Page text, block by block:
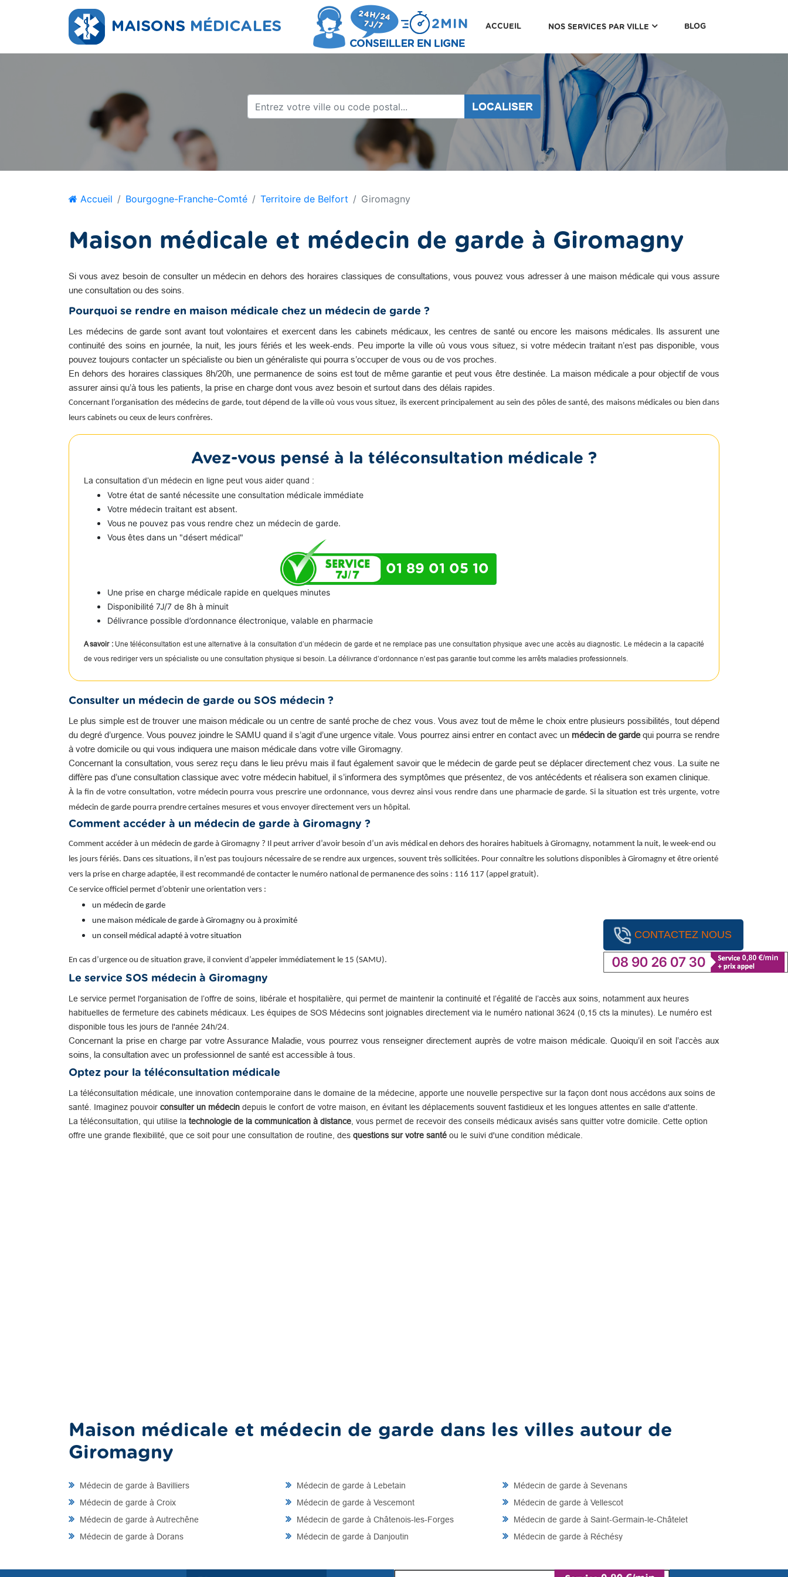
CONTACTEZ NOUS
ACCUEIL NOS SERVICES PAR VILLE (CURRENT)
BLOG
LOCALISER
Accueil Bourgogne-Franche-Comté Territoire de Belfort Giromagny
Maison médicale et médecin de garde à Giromagny
Si vous avez besoin de consulter un médecin en dehors des horaires classiques de consultations, vous pouvez vous adresser à une maison médicale qui vous assure
une consultation ou des soins.
Pourquoi se rendre en maison médicale chez un médecin de garde ?
Les médecins de garde sont avant tout volontaires et exercent dans les cabinets médicaux, les centres de santé ou encore les maisons médicales. Ils assurent une
continuité des soins en journée, la nuit, les jours fériés et les week-ends. Peu importe la ville où vous vous situez, si votre médecin traitant n’est pas disponible, vous
pouvez toujours contacter un spécialiste ou bien un généraliste qui pourra s’occuper de vous ou de vos proches.
En dehors des horaires classiques 8h/20h, une permanence de soins est tout de même garantie et peut vous être destinée. La maison médicale a pour objectif de vous
assurer ainsi qu’à tous les patients, la prise en charge dont vous avez besoin et surtout dans des délais rapides.
Concernant l’organisation des médecins de garde, tout dépend de la ville où vous vous situez, ils exercent principalement au sein des pôles de santé, des maisons médicales ou bien dans
leurs cabinets ou ceux de leurs confrères.
Avez-vous pensé à la téléconsultation médicale ?
La consultation d’un médecin en ligne peut vous aider quand :
Votre état de santé nécessite une consultation médicale immédiate
Votre médecin traitant est absent.
Vous ne pouvez pas vous rendre chez un médecin de garde.
Vous êtes dans un "désert médical"
01 89 01 05 10
Une prise en charge médicale rapide en quelques minutes
Disponibilité 7J/7 de 8h à minuit
Délivrance possible d’ordonnance électronique, valable en pharmacie
A savoir :Une téléconsultation est une alternative à la consultation d’un médecin de garde et ne remplace pas une consultation physique avec une accès au diagnostic. Le médecin a la capacité
de vous rediriger vers un spécialiste ou une consultation physique si besoin. La délivrance d’ordonnance n’est pas garantie tout comme les arrêts maladies professionnels.
Consulter un médecin de garde ou SOS médecin ?
Le plus simple est de trouver une maison médicale ou un centre de santé proche de chez vous. Vous avez tout de même le choix entre plusieurs possibilités, tout dépend
du degré d’urgence. Vous pouvez joindre le SAMU quand il s’agit d’une urgence vitale. Vous pourrez ainsi entrer en contact avec un médecin de gardequi pourra se rendre
à votre domicile ou qui vous indiquera une maison médicale dans votre ville Giromagny.
Concernant la consultation, vous serez reçu dans le lieu prévu mais il faut également savoir que le médecin de garde peut se déplacer directement chez vous. La suite ne
diffère pas d’une consultation classique avec votre médecin habituel, il s’informera des symptômes que présentez, de vos antécédents et réalisera son examen clinique.
À la fin de votre consultation, votre médecin pourra vous prescrire une ordonnance, vous devrez ainsi vous rendre dans une pharmacie de garde. Si la situation est très urgente, votre
médecin de garde pourra prendre certaines mesures et vous envoyer directement vers un hôpital.
Comment accéder à un médecin de garde à Giromagny ?
Comment accéder à un médecin de garde à Giromagny ? Il peut arriver d’avoir besoin d’un avis médical en dehors des horaires habituels à Giromagny, notamment la nuit, le week-end ou
les jours fériés. Dans ces situations, il n’est pas toujours nécessaire de se rendre aux urgences, souvent très sollicitées. Pour connaître les solutions disponibles à Giromagny et être orienté
vers la prise en charge adaptée, il est recommandé de contacter le numéro national de permanence des soins : 116 117 (appel gratuit).
Ce service officiel permet d’obtenir une orientation vers :
un médecin de garde
une maison médicale de garde à Giromagny ou à proximité
un conseil médical adapté à votre situation
En cas d’urgence ou de situation grave, il convient d’appeler immédiatement le 15 (SAMU).
Le service SOS médecin à Giromagny
Le service permet l'organisation de l’offre de soins, libérale et hospitalière, qui permet de maintenir la continuité et l’égalité de l’accès aux soins, notamment aux heures
habituelles de fermeture des cabinets médicaux. Les équipes de SOS Médecins sont joignables directement via le numéro national 3624 (0,15 cts la minutes). Le numéro est
disponible tous les jours de l'année 24h/24.
Concernant la prise en charge par votre Assurance Maladie, vous pourrez vous renseigner directement auprès de votre maison médicale. Quoiqu’il en soit l’accès aux
soins, la consultation avec un professionnel de santé est accessible à tous.
Optez pour la téléconsultation médicale
La téléconsultation médicale, une innovation contemporaine dans le domaine de la médecine, apporte une nouvelle perspective sur la façon dont nous accédons aux soins de
santé. Imaginez pouvoir consulter un médecin depuis le confort de votre maison, en évitant les déplacements souvent fastidieux et les longues attentes en salle d'attente.
La téléconsultation, qui utilise la technologie de la communication à distance , vous permet de recevoir des conseils médicaux avisés sans quitter votre domicile. Cette option
offre une grande flexibilité, que ce soit pour une consultation de routine, des questions sur votre santé ou le suivi d'une condition médicale.
Maison médicale et médecin de garde dans les villes autour de
Giromagny
Médecin de garde à Bavilliers
Médecin de garde à Croix
Médecin de garde à Autrechêne
Médecin de garde à Dorans
Médecin de garde à Lebetain
Médecin de garde à Vescemont
Médecin de garde à Châtenois-les-Forges
Médecin de garde à Danjoutin
Médecin de garde à Sevenans
Médecin de garde à Vellescot
Médecin de garde à Saint-Germain-le-Châtelet
Médecin de garde à Réchésy